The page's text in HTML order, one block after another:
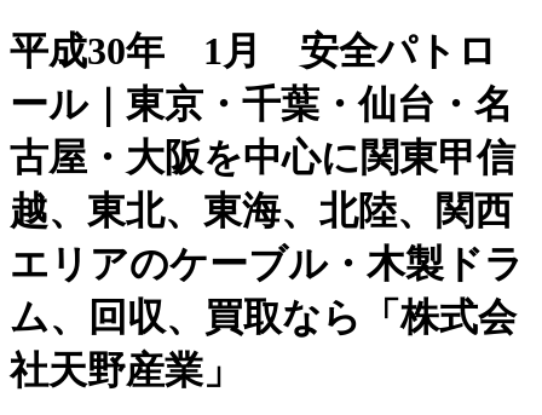
平成30年 1月 安全パトロ
ール｜東京・千葉・仙台・名
古屋・大阪を中心に関東甲信
越、東北、東海、北陸、関西
エリアのケーブル・木製ドラ
ム、回収、買取なら「株式会
社天野産業」